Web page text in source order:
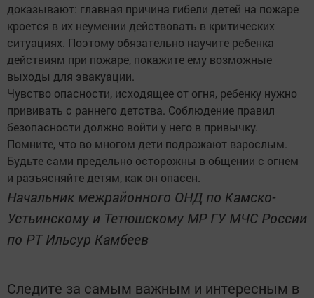
доказывают: главная причина гибели детей на пожаре
кроется в их неумении действовать в критических
ситуациях. Поэтому обязательно научите ребенка
действиям при пожаре, покажите ему возможные
выходы для эвакуации.
Чувство опасности, исходящее от огня, ребенку нужно
прививать с раннего детства. Соблюдение правил
безопасности должно войти у него в привычку.
Помните, что во многом дети подражают взрослым.
Будьте сами предельно осторожны в общении с огнем
и разъясняйте детям, как он опасен.
Начальник межрайонного ОНД по Камско-
Устьинскому и Тетюшскому МР ГУ МЧС России
по РТ Ильсур Камбеев
Следите за самым важным и интересным в